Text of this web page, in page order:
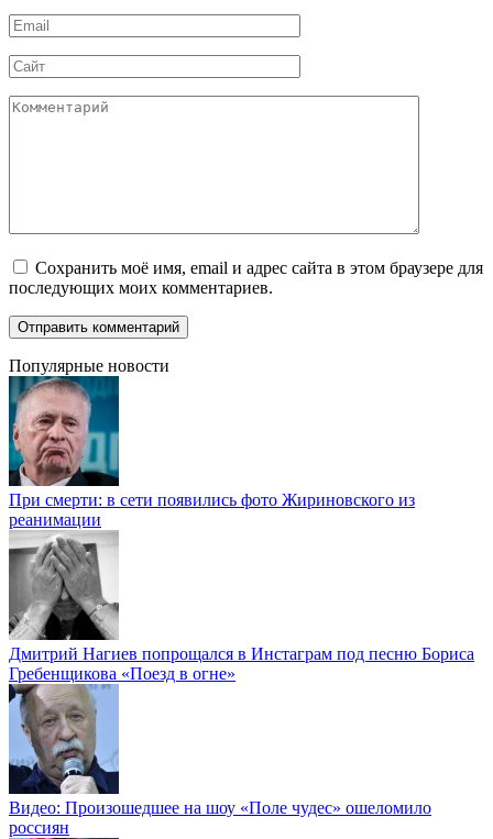
Email
*
Сайт
Комментарий
Сохранить моё имя, email и адрес сайта в этом браузере для
последующих моих комментариев.
Популярные новости
При смерти: в сети появились фото Жириновского из
реанимации
Дмитрий Нагиев попрощался в Инстаграм под песню Бориса
Гребенщикова «Поезд в огне»
Видео: Произошедшее на шоу «Поле чудес» ошеломило
россиян